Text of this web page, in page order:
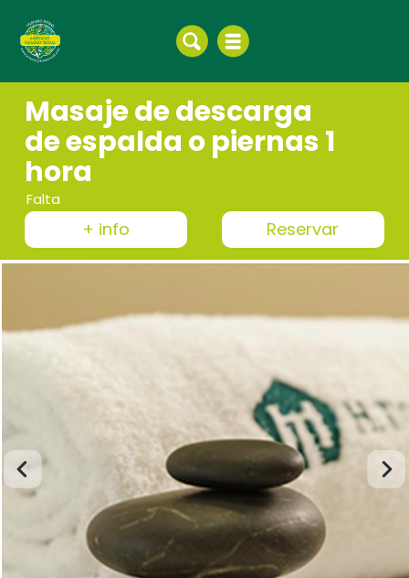
Masaje de descarga
de espalda o piernas 1
hora
Falta
+ info Reservar